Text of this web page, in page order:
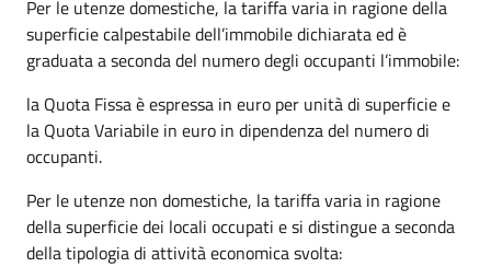
Per le utenze domestiche, la tariffa varia in ragione della
superficie calpestabile dell’immobile dichiarata ed è
graduata a seconda del numero degli occupanti l’immobile:
la Quota Fissa è espressa in euro per unità di superficie e
la Quota Variabile in euro in dipendenza del numero di
occupanti.
Per le utenze non domestiche, la tariffa varia in ragione
della superficie dei locali occupati e si distingue a seconda
della tipologia di attività economica svolta: